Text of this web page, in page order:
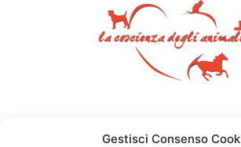
Gestisci Consenso